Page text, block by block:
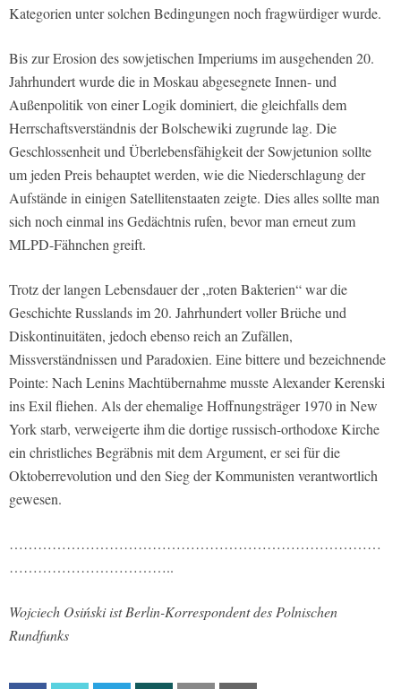
Kategorien unter solchen Bedingungen noch fragwürdiger wurde.
Bis zur Erosion des sowjetischen Imperiums im ausgehenden 20.
Jahrhundert wurde die in Moskau abgesegnete Innen- und
Außenpolitik von einer Logik dominiert, die gleichfalls dem
Herrschaftsverständnis der Bolschewiki zugrunde lag. Die
Geschlossenheit und Überlebensfähigkeit der Sowjetunion sollte
um jeden Preis behauptet werden, wie die Niederschlagung der
Aufstände in einigen Satellitenstaaten zeigte. Dies alles sollte man
sich noch einmal ins Gedächtnis rufen, bevor man erneut zum
MLPD-Fähnchen greift.
Trotz der langen Lebensdauer der „roten Bakterien“ war die
Geschichte Russlands im 20. Jahrhundert voller Brüche und
Diskontinuitäten, jedoch ebenso reich an Zufällen,
Missverständnissen und Paradoxien. Eine bittere und bezeichnende
Pointe: Nach Lenins Machtübernahme musste Alexander Kerenski
ins Exil fliehen. Als der ehemalige Hoffnungsträger 1970 in New
York starb, verweigerte ihm die dortige russisch-orthodoxe Kirche
ein christliches Begräbnis mit dem Argument, er sei für die
Oktoberrevolution und den Sieg der Kommunisten verantwortlich
gewesen.
……………………………………………………………………
……………………………..
Wojciech Osiński ist Berlin-Korrespondent des Polnischen
Rundfunks